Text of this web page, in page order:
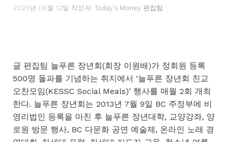
2025년 06월 12일 작성자: Today's Money 편집팀
글 편집팀 늘푸른 장년회(회장 이원배)가 정회원 등록
500명 돌파를 기념하는 취지에서 ‘늘푸른 장년회 친교
오찬모임(KESSC Social Meals)’ 행사를 매월 2회 개최
한다. 늘푸른 장년회는 2013년 7월 9일 BC 주정부에 비
영리법인 등록을 마친 후 늘푸른 장년대학, 교양강좌, 양
로원 방문 행사, BC 다문화 공연 예술제, 온라인 노래 경